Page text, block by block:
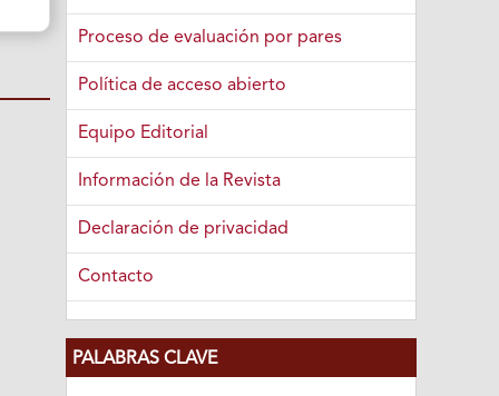
Proceso de evaluación por pares
Política de acceso abierto
Equipo Editorial
Información de la Revista
Declaración de privacidad
Contacto
PALABRAS CLAVE